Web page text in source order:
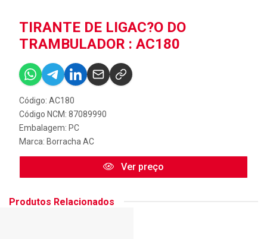
TIRANTE DE LIGAC?O DO
TRAMBULADOR : AC180
Código: AC180
Código NCM: 87089990
Embalagem: PC
Marca: Borracha AC
Ver preço
Produtos Relacionados